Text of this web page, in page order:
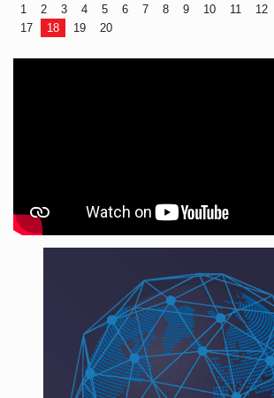
1 2 3 4 5 6 7 8 9 10 11 12
17
18 19 20